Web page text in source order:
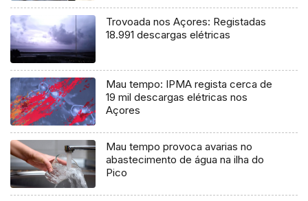
Trovoada nos Açores: Registadas
18.991 descargas elétricas
Mau tempo: IPMA regista cerca de
19 mil descargas elétricas nos
Açores
Mau tempo provoca avarias no
abastecimento de água na ilha do
Pico